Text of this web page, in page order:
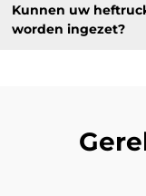
Kunnen uw
worden ingezet?